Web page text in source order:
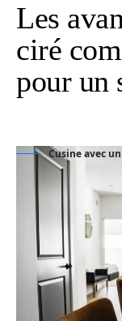
Les
ciré
pour un
Cusine avec